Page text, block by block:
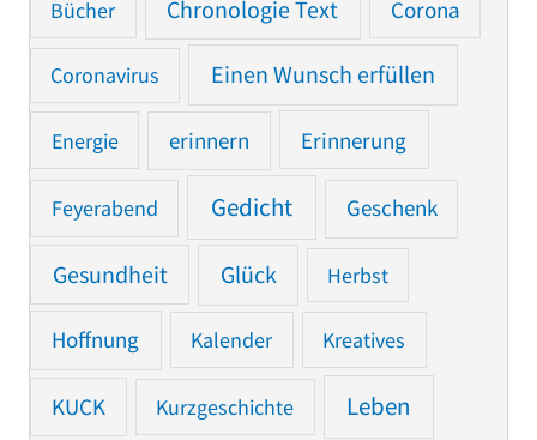
Bücher Chronologie Text Corona
Coronavirus Einen Wunsch erfüllen
Energie erinnern Erinnerung
Feyerabend Gedicht Geschenk
Gesundheit Glück Herbst
Hoffnung Kalender Kreatives
KUCK Kurzgeschichte Leben